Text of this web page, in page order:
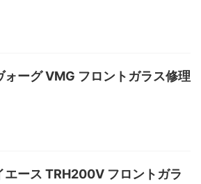
ォーグ VMG フロントガラス修理
エース TRH200V フロントガラ